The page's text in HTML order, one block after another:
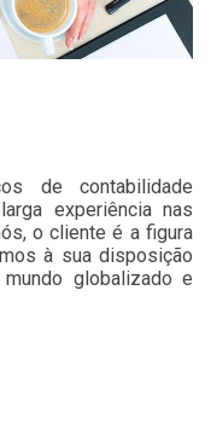
de contabilidade
experiência nas
o cliente é a figura
à sua disposição
globalizado e